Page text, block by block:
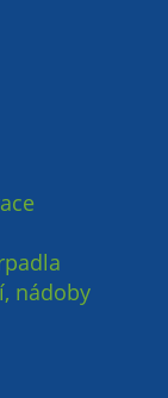
nádoby